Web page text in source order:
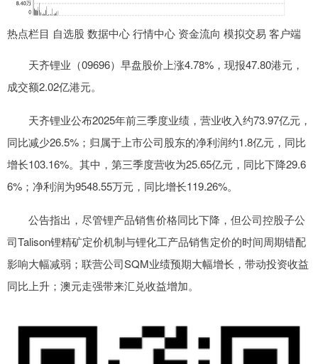
热点栏目 自选股 数据中心 行情中心 资金流向 模拟交易 客户端
天齐锂业（09696）早盘股价上涨4.78%，现报47.80港元，
成交额2.02亿港元。
天齐锂业公布2025年前三季度业绩，营业收入约73.97亿元，
同比减少26.5%；归属于上市公司股东的净利润约1.8亿元，同比
增长103.16%。其中，第三季度营收为25.65亿元，同比下降29.6
6%；净利润为9548.55万元，同比增长119.26%。
公告指出，尽管锂产品销售价格同比下降，但公司控股子公
司Talison锂精矿定价机制与锂化工产品销售定价的时间周期错配
影响大幅减弱；联营公司SQM业绩预期大幅增长，带动投资收益
同比上升；澳元走强带来汇兑收益增加。